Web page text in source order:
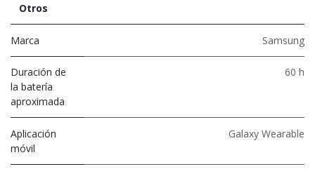
Otros
Marca Samsung
Duración de
la batería
aproximada
60 h
Aplicación
móvil
Galaxy Wearable